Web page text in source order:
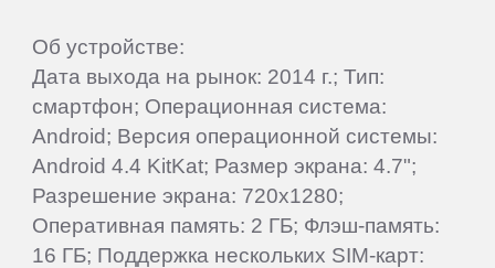
Об устройстве:
Дата выхода на рынок: 2014 г.; Тип:
смартфон; Операционная система:
Android; Версия операционной системы:
Android 4.4 KitKat; Размер экрана: 4.7";
Разрешение экрана: 720x1280;
Оперативная память: 2 ГБ; Флэш-память:
16 ГБ; Поддержка нескольких SIM-карт:
ACME
Ainol
Alcatel